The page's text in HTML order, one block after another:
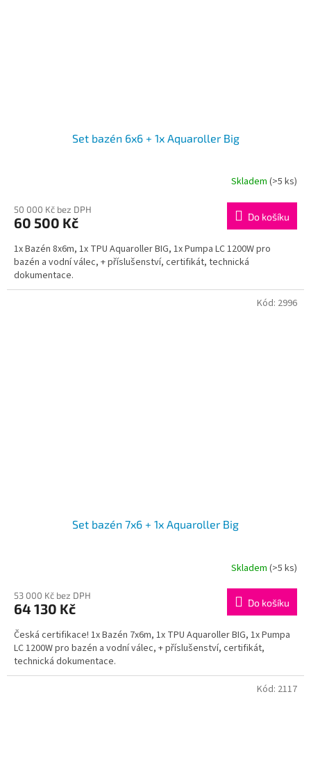
Set bazén 6x6 + 1x Aquaroller Big
Skladem (>5 ks)
50 000 Kč bez DPH
60 500 Kč Do košíku
1x Bazén 8x6m, 1x TPU Aquaroller BIG, 1x Pumpa LC 1200W pro
bazén a vodní válec, + příslušenství, certifikát, technická
dokumentace.
Set bazén 7x6 + 1x Aquaroller Big
Skladem (>5 ks)
53 000 Kč bez DPH
64 130 Kč Do košíku
Česká certifikace! 1x Bazén 7x6m, 1x TPU Aquaroller BIG, 1x Pumpa
LC 1200W pro bazén a vodní válec, + příslušenství, certifikát,
technická dokumentace.
Kód: 2996
Kód: 2117